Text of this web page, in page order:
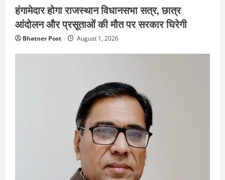
हंगामेदार होगा राजस्थान विधानसभा सत्र, छात्र
आंदोलन और प्रसूताओं की मौत पर सरकार घिरेगी
Bhatner Post August 1, 2026